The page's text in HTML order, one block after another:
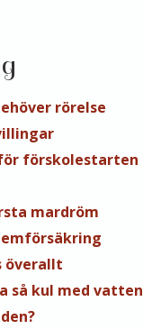
rörelse
förskolestarten
mardröm
överallt
så kul med vatten